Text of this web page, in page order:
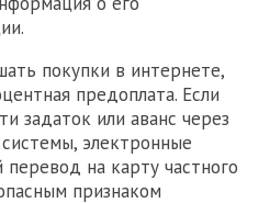
покупки в интернете,
предоплата. Если
задаток или аванс через
электронные
на карту частного
признаком